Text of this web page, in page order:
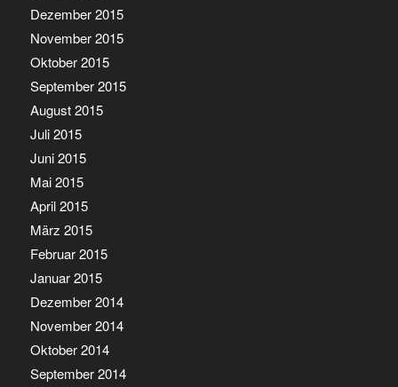
Dezember 2015
November 2015
Oktober 2015
September 2015
August 2015
Juli 2015
Juni 2015
Mai 2015
April 2015
März 2015
Februar 2015
Januar 2015
Dezember 2014
November 2014
Oktober 2014
September 2014